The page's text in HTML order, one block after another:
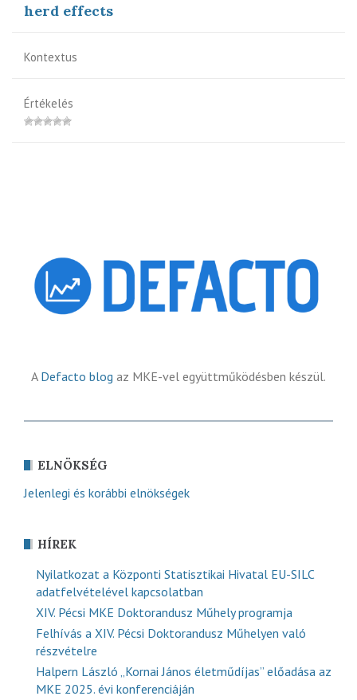
herd effects
Kontextus
Értékelés
A Defacto blog az MKE-vel együttműködésben készül.
ELNÖKSÉG
Jelenlegi és korábbi elnökségek
HÍREK
Nyilatkozat a Központi Statisztikai Hivatal EU-SILC
adatfelvételével kapcsolatban
XIV. Pécsi MKE Doktorandusz Műhely programja
Felhívás a XIV. Pécsi Doktorandusz Műhelyen való
részvételre
Halpern László „Kornai János életműdíjas” előadása az
MKE 2025. évi konferenciáján